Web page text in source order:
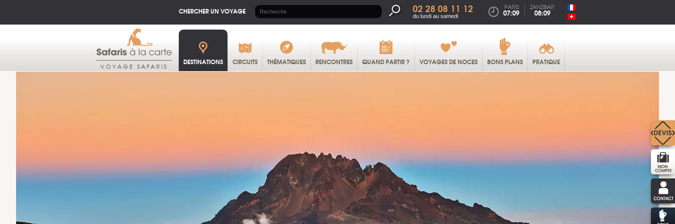
CHERCHER UN VOYAGE 02 28 08 11 12
du lundi au samedi
PARIS
07:09
ZANZIBAR
08:09
VOYAGE SAFARIS DESTINATIONS CIRCUITS THÉMATIQUES RENCONTRES QUAND PARTIR ? VOYAGES DE NOCES BONS PLANS PRATIQUE